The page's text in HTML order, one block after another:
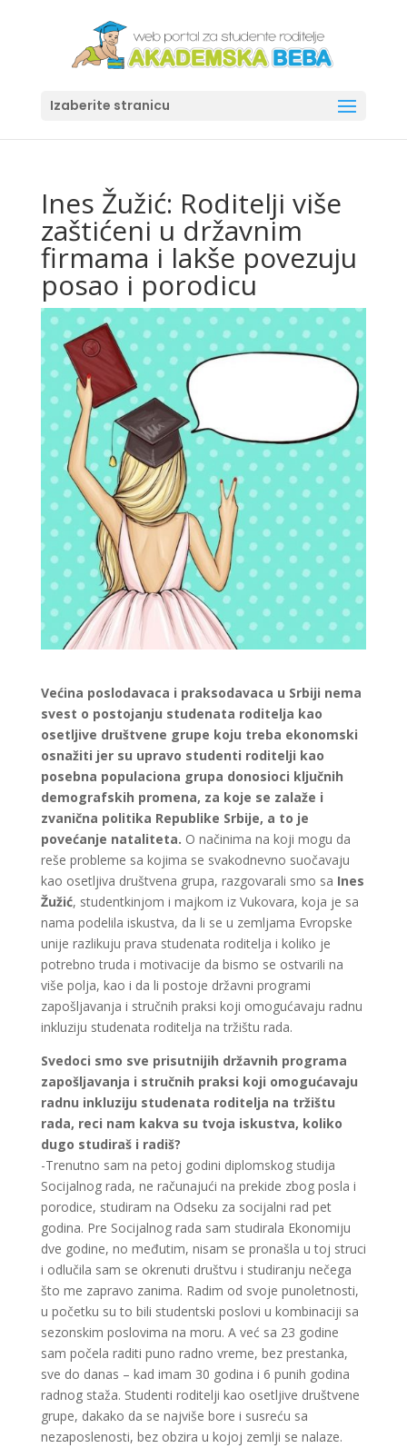
Izaberite stranicu
Ines Žužić: Roditelji više
zaštićeni u državnim
firmama i lakše povezuju
posao i porodicu
Većina poslodavaca i praksodavaca u Srbiji nema
svest o postojanju studenata roditelja kao
osetljive društvene grupe koju treba ekonomski
osnažiti jer su upravo studenti roditelji kao
posebna populaciona grupa donosioci ključnih
demografskih promena, za koje se zalaže i
zvanična politika Republike Srbije, a to je
povećanje nataliteta. O načinima na koji mogu da
reše probleme sa kojima se svakodnevno suočavaju
kao osetljiva društvena grupa, razgovarali smo sa Ines
Žužić, studentkinjom i majkom iz Vukovara, koja je sa
nama podelila iskustva, da li se u zemljama Evropske
unije razlikuju prava studenata roditelja i koliko je
potrebno truda i motivacije da bismo se ostvarili na
više polja, kao i da li postoje državni programi
zapošljavanja i stručnih praksi koji omogućavaju radnu
inkluziju studenata roditelja na tržištu rada.
Svedoci smo sve prisutnijih državnih programa
zapošljavanja i stručnih praksi koji omogućavaju
radnu inkluziju studenata roditelja na tržištu
rada, reci nam kakva su tvoja iskustva, koliko
dugo studiraš i radiš?
-Trenutno sam na petoj godini diplomskog studija
Socijalnog rada, ne računajući na prekide zbog posla i
porodice, studiram na Odseku za socijalni rad pet
godina. Pre Socijalnog rada sam studirala Ekonomiju
dve godine, no međutim, nisam se pronašla u toj struci
i odlučila sam se okrenuti društvu i studiranju nečega
što me zapravo zanima. Radim od svoje punoletnosti,
u početku su to bili studentski poslovi u kombinaciji sa
sezonskim poslovima na moru. A već sa 23 godine
sam počela raditi puno radno vreme, bez prestanka,
sve do danas – kad imam 30 godina i 6 punih godina
radnog staža. Studenti roditelji kao osetljive društvene
grupe, dakako da se najviše bore i susreću sa
nezaposlenosti, bez obzira u kojoj zemlji se nalaze.